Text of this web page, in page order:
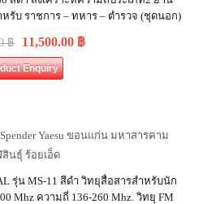
หรับ ราชการ – ทหาร – ตำรวจ (ชุดนอก)
฿ 11,500.00 ฿
Enquiry
รุ่น MS-11 สีดำ วิทยุสื่อสารสำหรับนัก
Mhz ความถี่ 136-260 Mhz. วิทยุ FM